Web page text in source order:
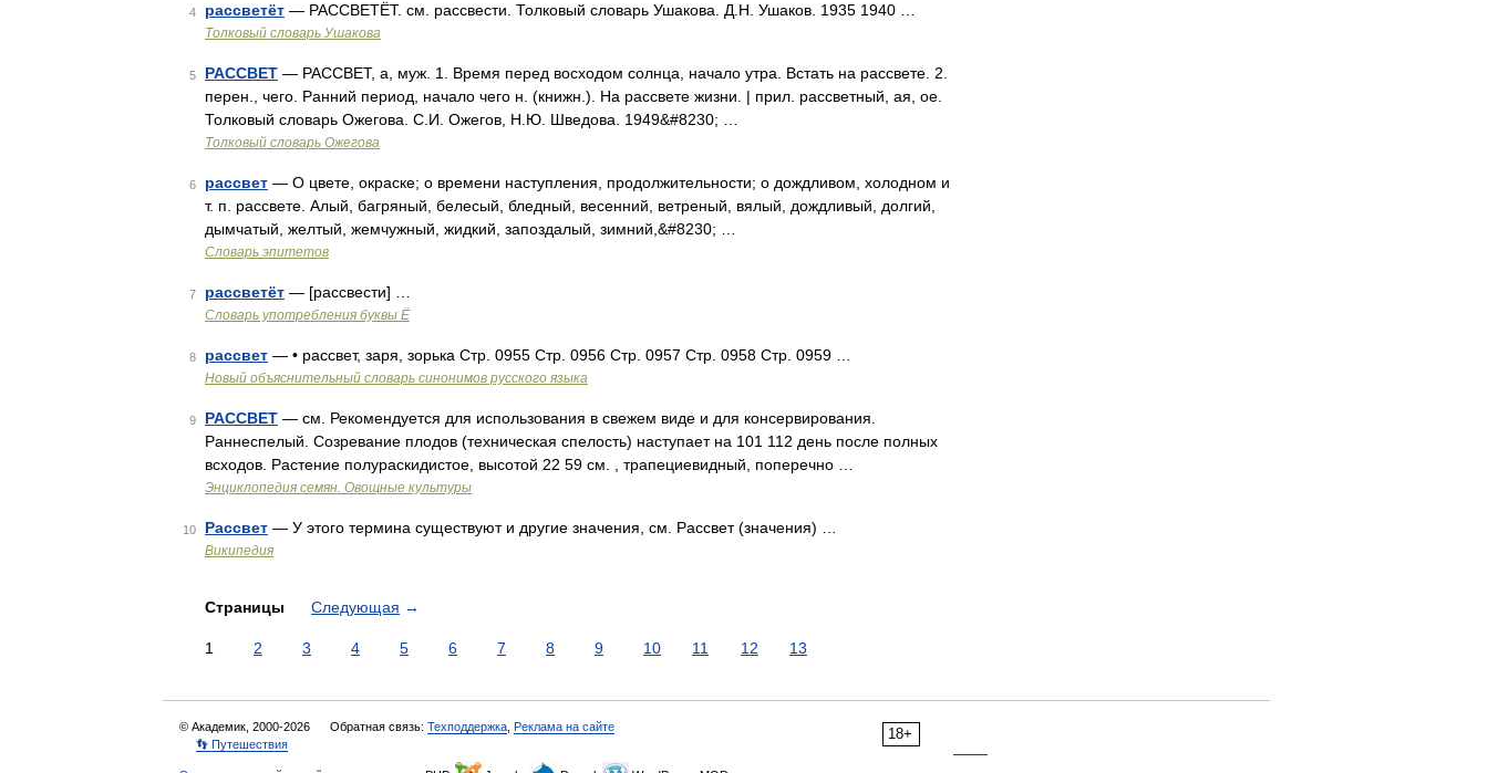
4 рассветёт — РАССВЕТЁТ. см. рассвести. Толковый словарь Ушакова. Д.Н. Ушаков. 1935 1940 …
Толковый словарь Ушакова
5 РАССВЕТ — РАССВЕТ, а, муж. 1. Время перед восходом солнца, начало утра. Встать на рассвете. 2.
перен., чего. Ранний период, начало чего н. (книжн.). На рассвете жизни. | прил. рассветный, ая, ое.
Толковый словарь Ожегова. С.И. Ожегов, Н.Ю. Шведова. 1949&#8230; …
Толковый словарь Ожегова
6 рассвет — О цвете, окраске; о времени наступления, продолжительности; о дождливом, холодном и
т. п. рассвете. Алый, багряный, белесый, бледный, весенний, ветреный, вялый, дождливый, долгий,
дымчатый, желтый, жемчужный, жидкий, запоздалый, зимний,&#8230; …
Словарь эпитетов
7 рассветёт — [рассвести] …
Словарь употребления буквы Ё
8 рассвет — • рассвет, заря, зорька Стр. 0955 Стр. 0956 Стр. 0957 Стр. 0958 Стр. 0959 …
Новый объяснительный словарь синонимов русского языка
9 РАССВЕТ — см. Рекомендуется для использования в свежем виде и для консервирования.
Раннеспелый. Созревание плодов (техническая спелость) наступает на 101 112 день после полных
всходов. Растение полураскидистое, высотой 22 59 см. , трапециевидный, поперечно …
Энциклопедия семян. Овощные культуры
10 Рассвет — У этого термина существуют и другие значения, см. Рассвет (значения) …
Википедия
Страницы Следующая →
1 2 3 4 5 6 7 8 9 10 11 12 13
18+
© Академик, 2000-2026 Обратная связь: Техподдержка Реклама на сайте
👣 Путешествия